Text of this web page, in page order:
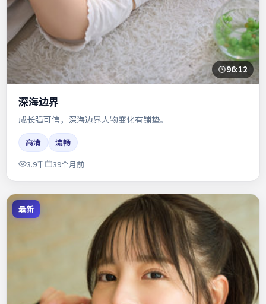
96:12
深海边界
成长弧可信，深海边界人物变化有铺垫。
高清
流畅
3.9千
39个月前
最新